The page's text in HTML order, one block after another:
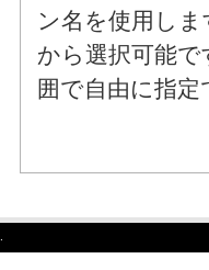
ン名を使用し
から選択可能
囲で自由に指